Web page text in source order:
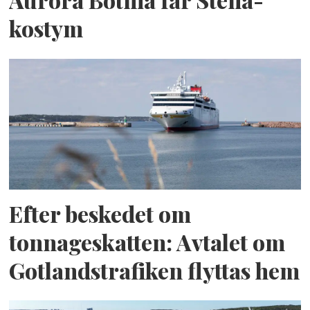
kostym
Efter beskedet om
tonnageskatten: Avtalet om
Gotlandstrafiken flyttas hem